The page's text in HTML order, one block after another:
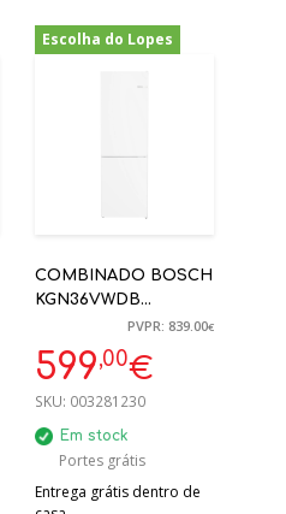
Escolha do Lopes
COMBINADO BOSCH
KGN36VWDB
186X60X66CM 326L
NO FROST BRANCO
D
PVPR: 839.00€
599,00€
SKU: 003281230
Em stock
Portes grátis
Entrega grátis dentro de